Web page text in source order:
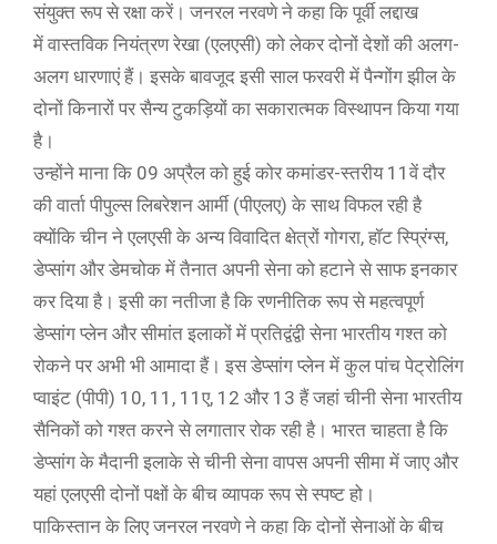
संयुक्त रूप से रक्षा करें। जनरल नरवणे ने कहा कि पूर्वी लद्दाख
में वास्तविक नियंत्रण रेखा (एलएसी) को लेकर दोनों देशों की अलग-
अलग धारणाएं हैं। इसके बावजूद इसी साल फरवरी में पैन्गोंग झील के
दोनों किनारों पर सैन्य टुकड़ियों का सकारात्मक विस्थापन किया गया
है।
उन्होंने माना कि 09 अप्रैल को हुई कोर कमांडर-स्तरीय 11वें दौर
की वार्ता पीपुल्स लिबरेशन आर्मी (पीएलए) के साथ विफल रही है
क्योंकि चीन ने एलएसी के अन्य विवादित क्षेत्रों गोगरा, हॉट स्प्रिंग्स,
डेप्सांग और डेमचोक में तैनात अपनी सेना को हटाने से साफ इनकार
कर दिया है। इसी का नतीजा है कि रणनीतिक रूप से महत्वपूर्ण
डेप्सांग प्लेन और सीमांत इलाकों में प्रतिद्वंद्वी सेना भारतीय गश्त को
रोकने पर अभी भी आमादा हैं। इस डेप्सांग प्लेन में कुल पांच पेट्रोलिंग
प्वाइंट (पीपी) 10, 11, 11ए, 12 और 13 हैं जहां चीनी सेना भारतीय
सैनिकों को गश्त करने से लगातार रोक रही है। भारत चाहता है कि
डेप्सांग के मैदानी इलाके से चीनी सेना वापस अपनी सीमा में जाए और
यहां एलएसी दोनों पक्षों के बीच व्यापक रूप से स्पष्ट हो।
पाकिस्तान के लिए जनरल ​नरवणे ने कहा कि दोनों सेनाओं के बीच